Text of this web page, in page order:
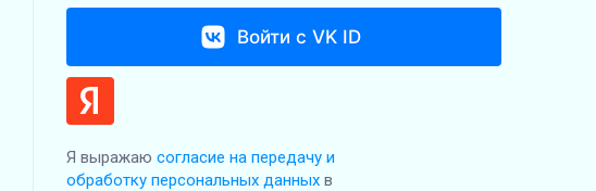
Войти с VK ID
Я выражаю согласие на передачу и
обработку персональных данных в